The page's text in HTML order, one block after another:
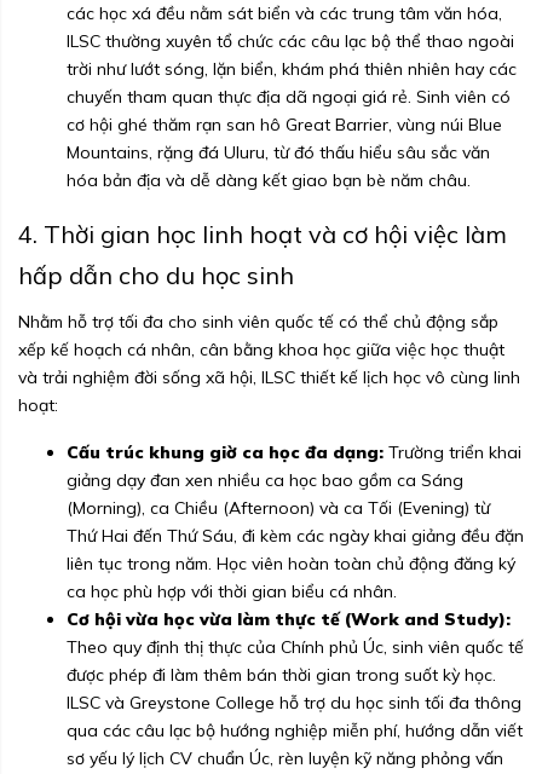
các học xá đều nằm sát biển và các trung tâm văn hóa,
ILSC thường xuyên tổ chức các câu lạc bộ thể thao ngoài
trời như lướt sóng, lặn biển, khám phá thiên nhiên hay các
chuyến tham quan thực địa dã ngoại giá rẻ. Sinh viên có
cơ hội ghé thăm rạn san hô Great Barrier, vùng núi Blue
Mountains, rặng đá Uluru, từ đó thấu hiểu sâu sắc văn
hóa bản địa và dễ dàng kết giao bạn bè năm châu.
4. Thời gian học linh hoạt và cơ hội việc làm
hấp dẫn cho du học sinh
Nhằm hỗ trợ tối đa cho sinh viên quốc tế có thể chủ động sắp
xếp kế hoạch cá nhân, cân bằng khoa học giữa việc học thuật
và trải nghiệm đời sống xã hội, ILSC thiết kế lịch học vô cùng linh
hoạt:
Cấu trúc khung giờ ca học đa dạng: Trường triển khai
giảng dạy đan xen nhiều ca học bao gồm ca Sáng
(Morning), ca Chiều (Afternoon) và ca Tối (Evening) từ
Thứ Hai đến Thứ Sáu, đi kèm các ngày khai giảng đều đặn
liên tục trong năm. Học viên hoàn toàn chủ động đăng ký
ca học phù hợp với thời gian biểu cá nhân.
Cơ hội vừa học vừa làm thực tế (Work and Study):
Theo quy định thị thực của Chính phủ Úc, sinh viên quốc tế
được phép đi làm thêm bán thời gian trong suốt kỳ học.
ILSC và Greystone College hỗ trợ du học sinh tối đa thông
qua các câu lạc bộ hướng nghiệp miễn phí, hướng dẫn viết
sơ yếu lý lịch CV chuẩn Úc, rèn luyện kỹ năng phỏng vấn